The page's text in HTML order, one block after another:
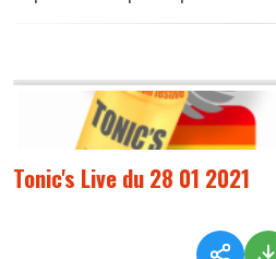
Tonic's Live du 28 01 2021